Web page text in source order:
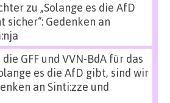
zu „Solange es die AfD
sicher“: Gedenken an
GFF und VVN-BdA für das
es die AfD gibt, sind wir
an Sinti:zze und